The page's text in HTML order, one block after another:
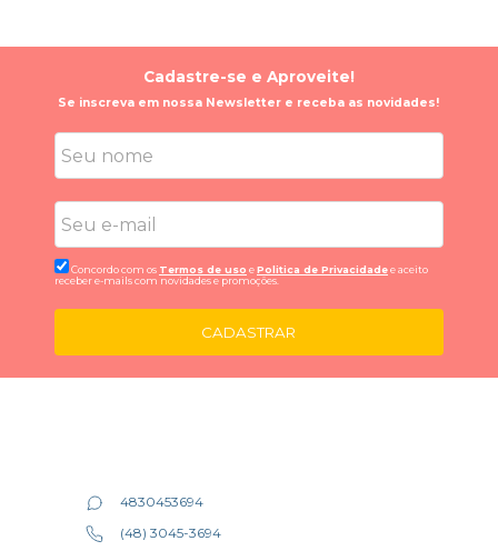
Cadastre-se e Aproveite!
Se inscreva em nossa Newsletter e receba as novidades!
Concordo com os Termos de uso ePolitica de Privacidadee aceito
receber e-mails com novidades e promoções.
CADASTRAR
4830453694
(48) 3045-3694